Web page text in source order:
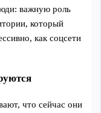
важную роль
который
как соцсети
что сейчас они